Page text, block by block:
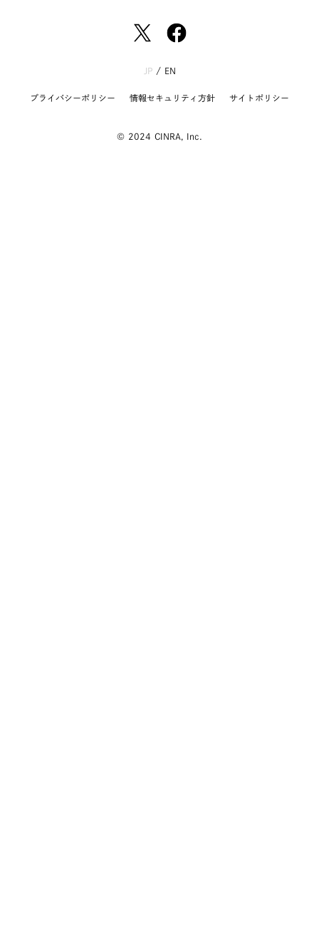
JP/ EN
プライバシーポリシー 情報セキュリティ方針 サイトポリシー
© 2024 CINRA, Inc.